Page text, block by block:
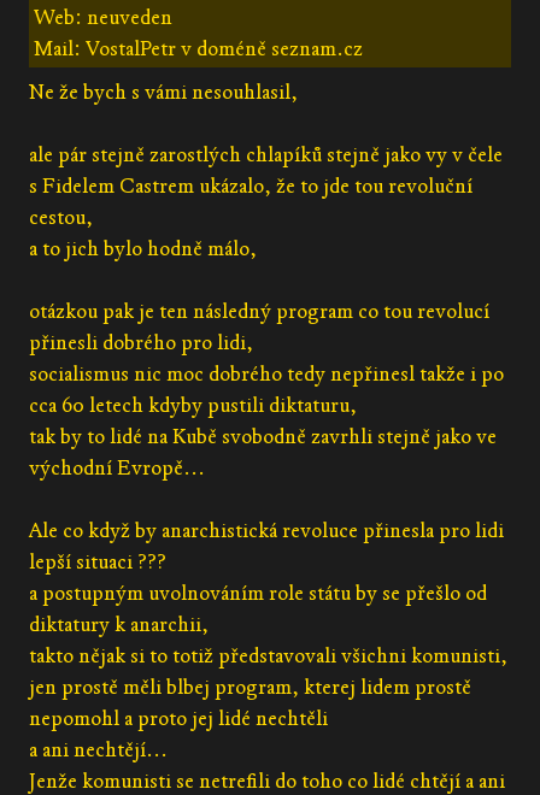
Web: neuveden
Mail: VostalPetr v doméně seznam.cz
Ne že bych s vámi nesouhlasil,
ale pár stejně zarostlých chlapíků stejně jako vy v čele
s Fidelem Castrem ukázalo, že to jde tou revoluční
cestou,
a to jich bylo hodně málo,
otázkou pak je ten následný program co tou revolucí
přinesli dobrého pro lidi,
socialismus nic moc dobrého tedy nepřinesl takže i po
cca 60 letech kdyby pustili diktaturu,
tak by to lidé na Kubě svobodně zavrhli stejně jako ve
východní Evropě...
Ale co když by anarchistická revoluce přinesla pro lidi
lepší situaci ???
a postupným uvolnováním role státu by se přešlo od
diktatury k anarchii,
takto nějak si to totiž představovali všichni komunisti,
jen prostě měli blbej program, kterej lidem prostě
nepomohl a proto jej lidé nechtěli
a ani nechtějí...
Jenže komunisti se netrefili do toho co lidé chtějí a ani